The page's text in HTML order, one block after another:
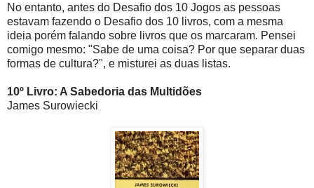
No entanto, antes do Desafio dos 10 Jogos as pessoas
estavam fazendo o Desafio dos 10 livros, com a mesma
ideia porém falando sobre livros que os marcaram. Pensei
comigo mesmo: "Sabe de uma coisa? Por que separar duas
formas de cultura?", e misturei as duas listas.
10º Livro: A Sabedoria das Multidões
James Surowiecki